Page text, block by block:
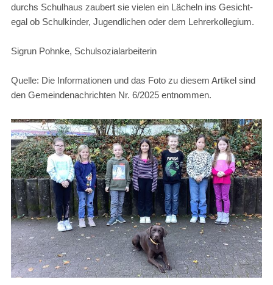
durchs Schulhaus zaubert sie vielen ein Lächeln ins Gesicht-
egal ob Schulkinder, Jugendlichen oder dem Lehrerkollegium.
Sigrun Pohnke, Schulsozialarbeiterin
Quelle: Die Informationen und das Foto zu diesem Artikel sind
den Gemeindenachrichten Nr. 6/2025 entnommen.